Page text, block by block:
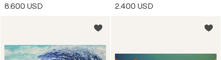
8.600 USD 2.400 USD